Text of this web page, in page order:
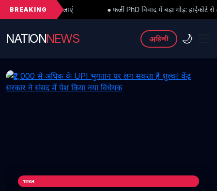
BREAKING● फर्जी PhD विवाद में बड़ा मोड़: हाईकोर्ट से अंतरिम राहत के बाद 3
NATIONNEWS अहिन्दी 🌙
भारत